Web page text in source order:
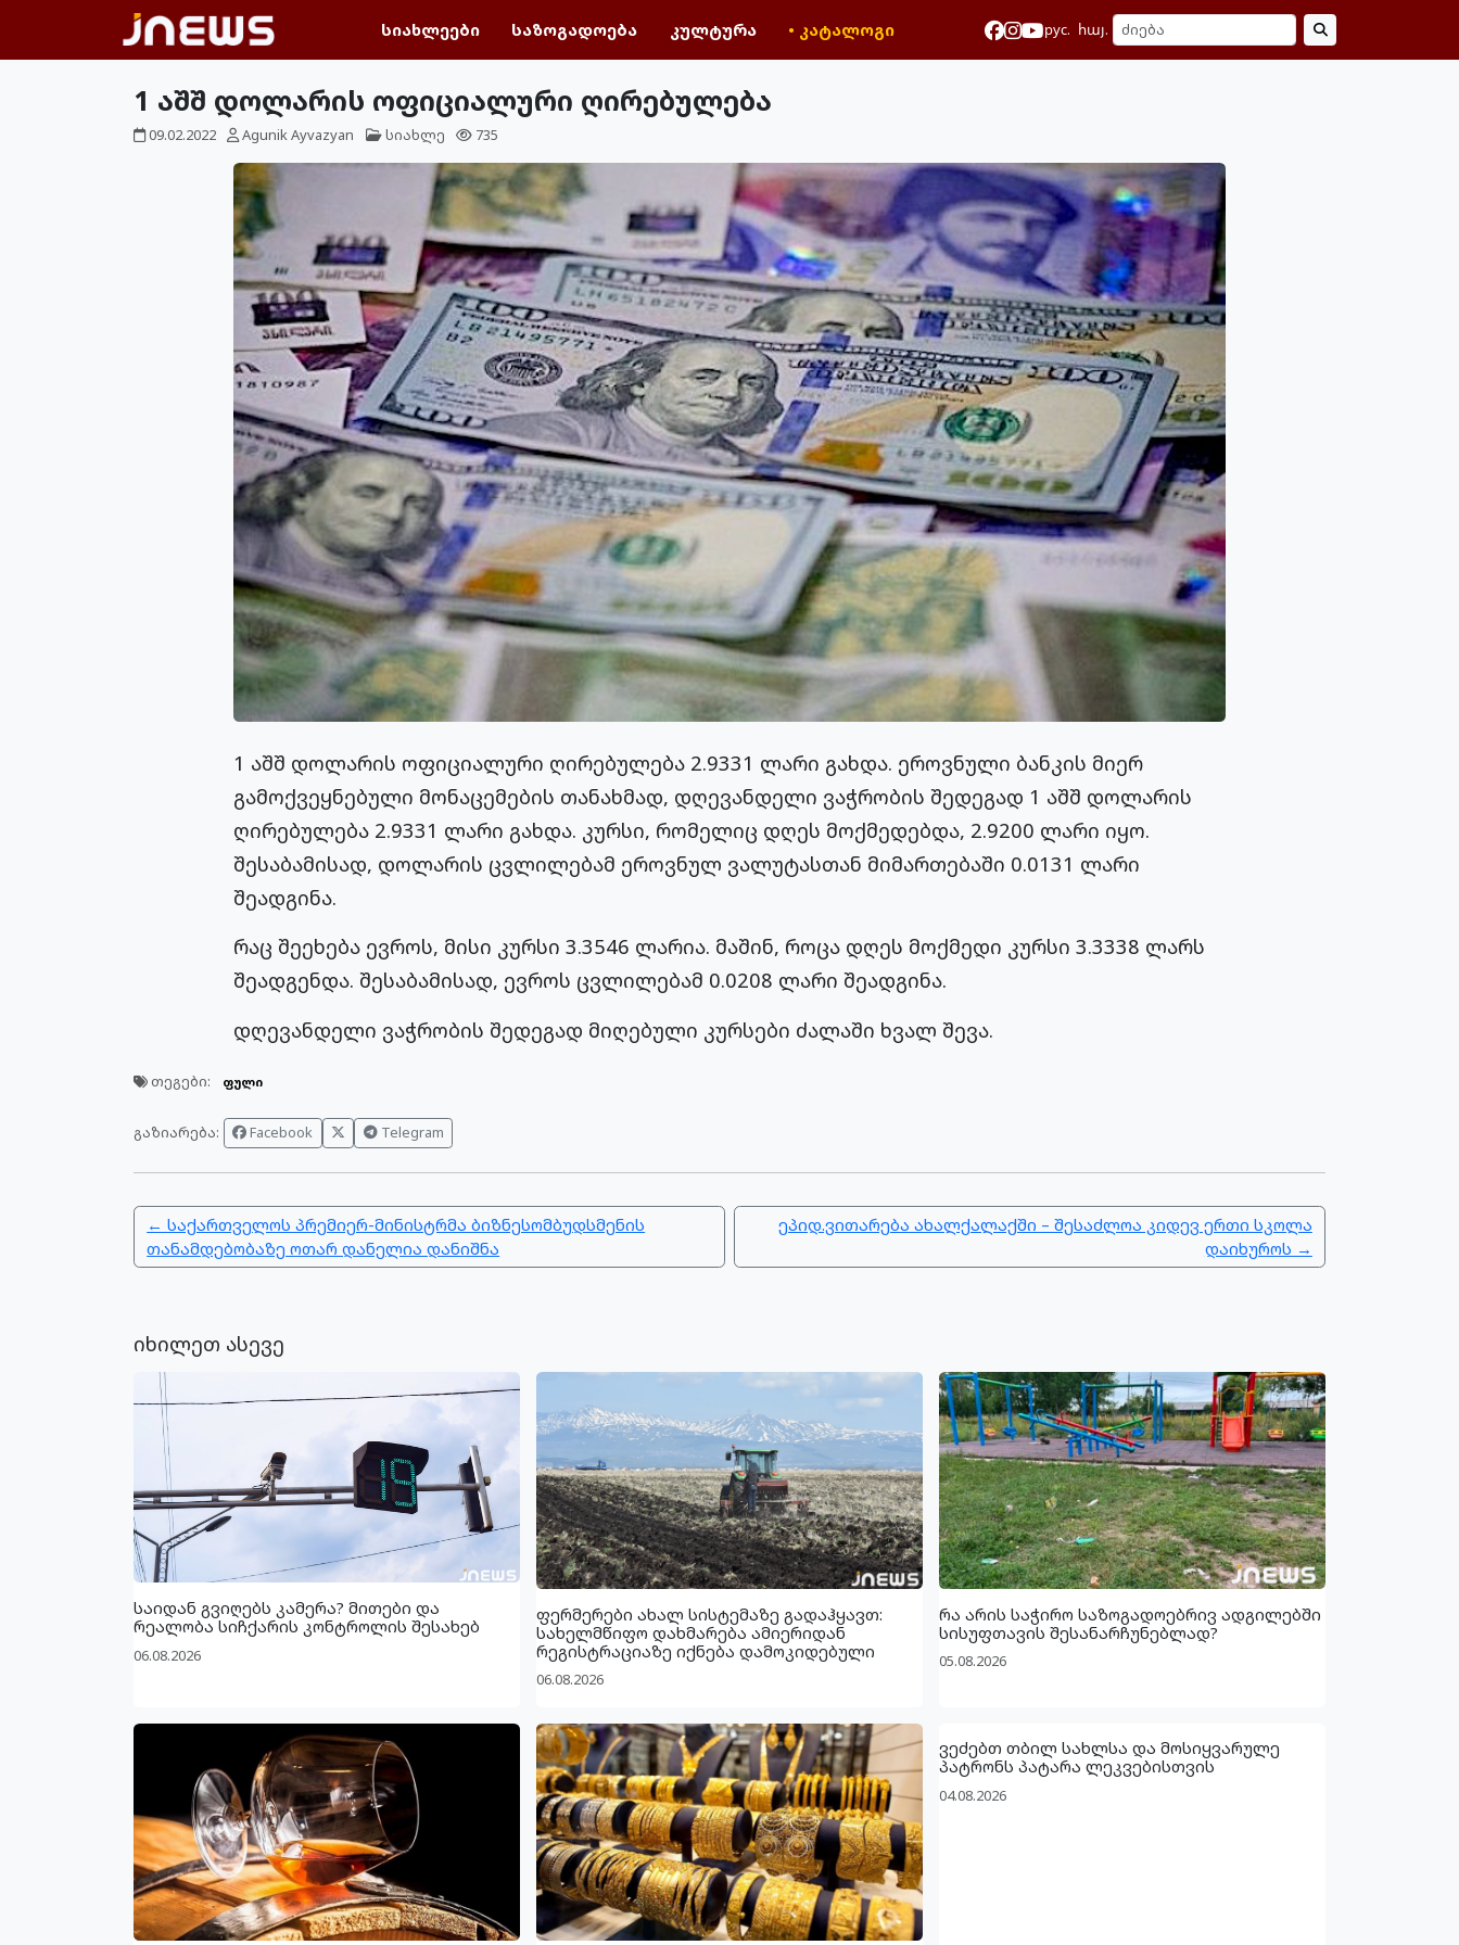
სიახლეები საზოგადოება კულტურა • კატალოგი рус. հայ.
1 აშშ დოლარის ოფიციალური ღირებულება
09.02.2022 Agunik Ayvazyan სიახლე 735
1 აშშ დოლარის ოფიციალური ღირებულება 2.9331 ლარი გახდა. ეროვნული ბანკის მიერ
გამოქვეყნებული მონაცემების თანახმად, დღევანდელი ვაჭრობის შედეგად 1 აშშ დოლარის
ღირებულება 2.9331 ლარი გახდა. კურსი, რომელიც დღეს მოქმედებდა, 2.9200 ლარი იყო.
შესაბამისად, დოლარის ცვლილებამ ეროვნულ ვალუტასთან მიმართებაში 0.0131 ლარი
შეადგინა.
რაც შეეხება ევროს, მისი კურსი 3.3546 ლარია. მაშინ, როცა დღეს მოქმედი კურსი 3.3338 ლარს
შეადგენდა. შესაბამისად, ევროს ცვლილებამ 0.0208 ლარი შეადგინა.
დღევანდელი ვაჭრობის შედეგად მიღებული კურსები ძალაში ხვალ შევა.
თეგები: ფული
გაზიარება: Facebook Telegram
← საქართველოს პრემიერ-მინისტრმა ბიზნესომბუდსმენის
თანამდებობაზე ოთარ დანელია დანიშნა
ეპიდ.ვითარება ახალქალაქში – შესაძლოა კიდევ ერთი სკოლა
დაიხუროს →
იხილეთ ასევე
საიდან გვიღებს კამერა? მითები და
რეალობა სიჩქარის კონტროლის შესახებ
06.08.2026
ფერმერები ახალ სისტემაზე გადაჰყავთ:
სახელმწიფო დახმარება ამიერიდან
რეგისტრაციაზე იქნება დამოკიდებული
06.08.2026
რა არის საჭირო საზოგადოებრივ ადგილებში
სისუფთავის შესანარჩუნებლად?
05.08.2026
ვეძებთ თბილ სახლსა და მოსიყვარულე
პატრონს პატარა ლეკვებისთვის
04.08.2026